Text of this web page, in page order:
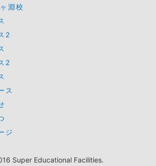
淵校
2
2
ス
ジ
Super Educational Facilities.